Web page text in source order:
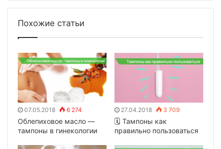
Похожие статьи
07.05.2018 6 274
Облепиховое масло —
тампоны в гинекологии
27.04.2018 3 709
🗓 Тампоны как
правильно пользоваться